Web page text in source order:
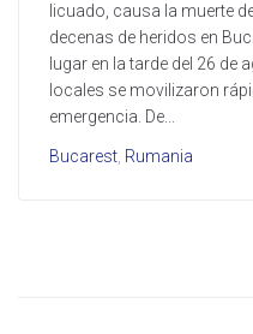
licuado, causa la muerte
decenas de heridos en
lugar en la tarde del 26 de
locales se movilizaron
emergencia. De...
Bucarest, Rumania